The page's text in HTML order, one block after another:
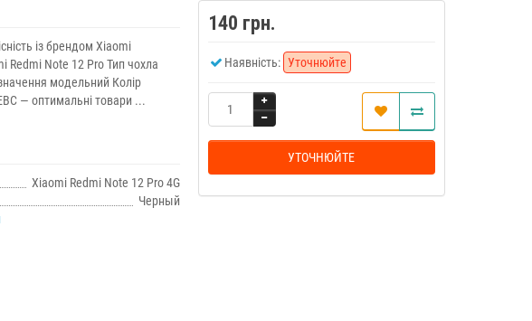
із брендом Xiaomi
Redmi Note 12 Pro Тип чохла
модельний Колір
— оптимальні товари ...
Xiaomi Redmi Note 12 Pro 4G
Черный
140 грн.
Наявність: Уточнюйте
УТОЧНЮЙТЕ